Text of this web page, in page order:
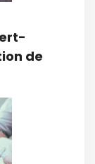
de